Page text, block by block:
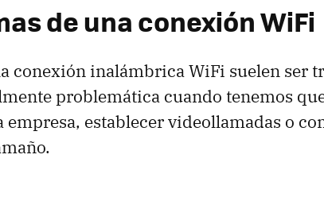
de una conexión WiFi
conexión inalámbrica WiFi suelen ser
problemática cuando tenemos
empresa, establecer videollamadas o